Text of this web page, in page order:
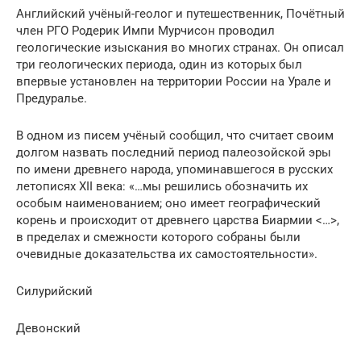
Английский учёный-геолог и путешественник, Почётный
член РГО Родерик Импи Мурчисон проводил
геологические изыскания во многих странах. Он описал
три геологических периода, один из которых был
впервые установлен на территории России на Урале и
Предуралье.
В одном из писем учёный сообщил, что считает своим
долгом назвать последний период палеозойской эры
по имени древнего народа, упоминавшегося в русских
летописях XII века: «…мы решились обозначить их
особым наименованием; оно имеет географический
корень и происходит от древнего царства Биармии <…>,
в пределах и смежности которого собраны были
очевидные доказательства их самостоятельности».
Силурийский
Девонский